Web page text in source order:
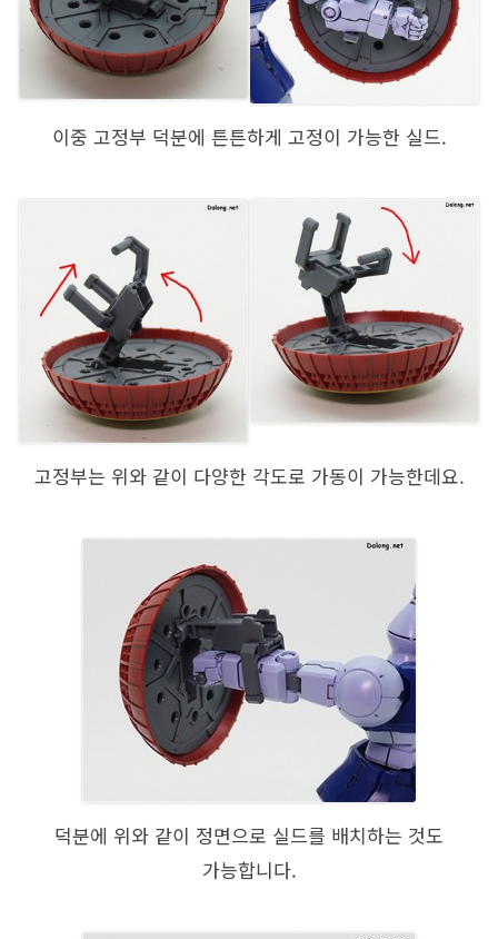
이중 고정부 덕분에 튼튼하게 고정이 가능한 실드.
고정부는 위와 같이 다양한 각도로 가동이 가능한데요.
덕분에 위와 같이 정면으로 실드를 배치하는 것도
가능합니다.